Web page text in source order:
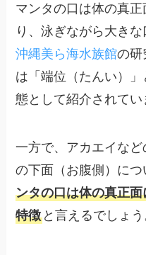
マンタの口は体の真
り、泳ぎながら大き
沖縄美ら海水族館の研
は「端位（たんい）
態として紹介されてい
一方で、アカエイな
の下面（お腹側）に
ンタの口は体の真正
特徴 と言えるでしょう